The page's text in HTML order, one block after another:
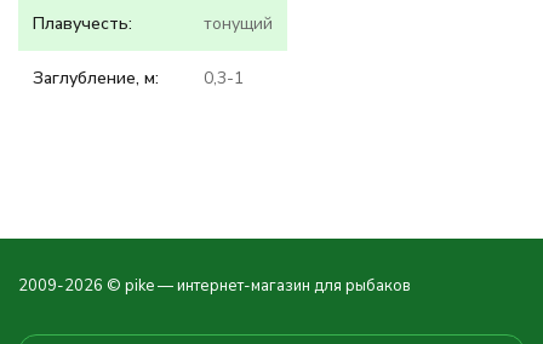
Плавучесть: тонущий
Заглубление, м: 0,3-1
2009-2026 © pike — интернет-магазин для рыбаков